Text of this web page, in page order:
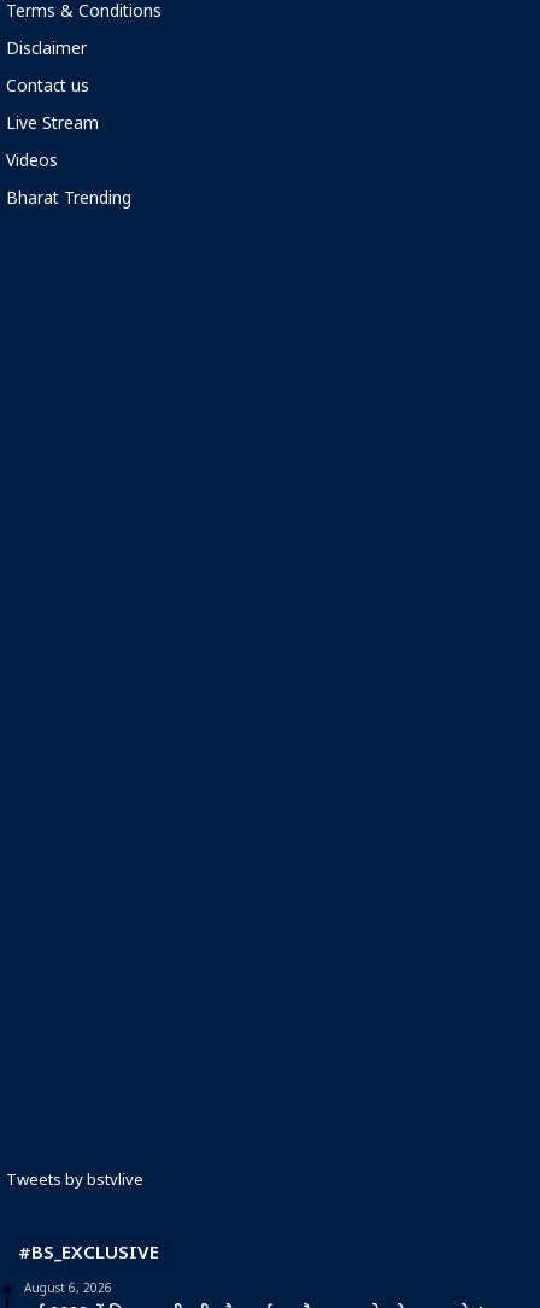
Terms & Conditions
Disclaimer
Contact us
Live Stream
Videos
Bharat Trending
Tweets by bstvlive
#BS_EXCLUSIVE
August 6, 2026